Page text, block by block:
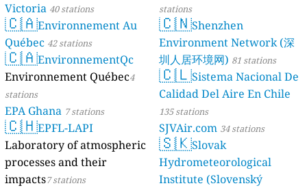
Victoria 40 stations
🇨🇦Environnement Au
Québec 42 stations
🇨🇦EnvironnementQc
Environnement Québec4
stations
EPA Ghana 7 stations
🇨🇭EPFL-LAPI
Laboratory of atmospheric
processes and their
impacts7 stations
stations
🇨🇳Shenzhen
Environment Network (深
圳人居环境网) 81 stations
🇨🇱Sistema Nacional De
Calidad Del Aire En Chile
135 stations
SJVAir.com 34 stations
🇸🇰Slovak
Hydrometeorological
Institute (Slovenský